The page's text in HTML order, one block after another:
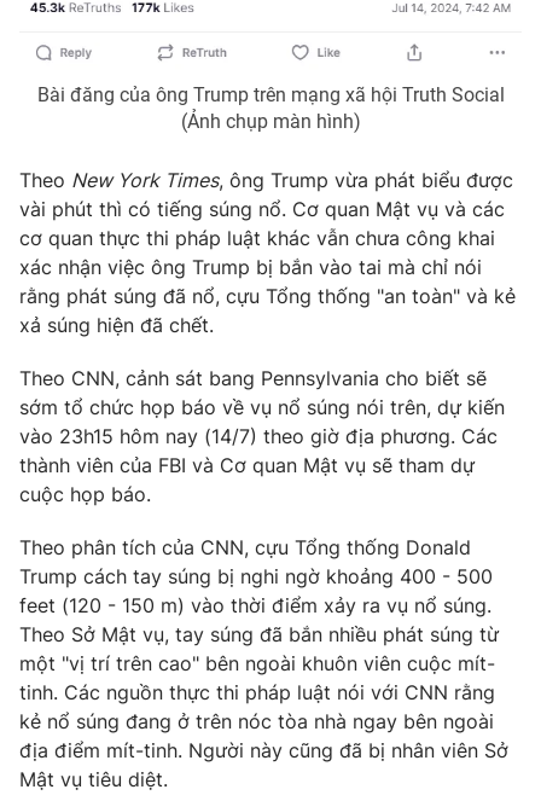
VTV4 Vươn mình bằng AI
VTV9 VTV8
THỜI BÁO VTV
Cơ quan chủ quản: Đài Truyền hình Việt Nam
Cơ quan báo chí: Thời báo VTV
Giấy phép hoạt động báo in và báo điện tử số 483/GP-BTTTT
Tổng Biên tập:Vũ Thanh Thủy
Phó Tổng Biên tập:Nguyễn Thị Mỹ Hạnh, Phạm Quốc Thắng,
Nguyễn Trọng Ninh
Tổng đài VTV:024.38 355 931 - 024.38 355 932
Ðiện thoại Thời báo VTV:
024.66 897 897
Email: toasoan@vtv.vn
Liên hệ quảng cáo:024-7300.7108
Bài đăng của ông Trump trên mạng xã hội Truth Social
(Ảnh chụp màn hình)
Theo New York Times, ông Trump vừa phát biểu được
vài phút thì có tiếng súng nổ. Cơ quan Mật vụ và các
cơ quan thực thi pháp luật khác vẫn chưa công khai
xác nhận việc ông Trump bị bắn vào tai mà chỉ nói
rằng phát súng đã nổ, cựu Tổng thống "an toàn" và kẻ
xả súng hiện đã chết.
Theo CNN, cảnh sát bang Pennsylvania cho biết sẽ
sớm tổ chức họp báo về vụ nổ súng nói trên, dự kiến
vào 23h15 hôm nay (14/7) theo giờ địa phương. Các
thành viên của FBI và Cơ quan Mật vụ sẽ tham dự
cuộc họp báo.
Theo phân tích của CNN, cựu Tổng thống Donald
Trump cách tay súng bị nghi ngờ khoảng 400 - 500
feet (120 - 150 m) vào thời điểm xảy ra vụ nổ súng.
Theo Sở Mật vụ, tay súng đã bắn nhiều phát súng từ
một "vị trí trên cao" bên ngoài khuôn viên cuộc mít-
tinh. Các nguồn thực thi pháp luật nói với CNN rằng
kẻ nổ súng đang ở trên nóc tòa nhà ngay bên ngoài
địa điểm mít-tinh. Người này cũng đã bị nhân viên Sở
Mật vụ tiêu diệt.